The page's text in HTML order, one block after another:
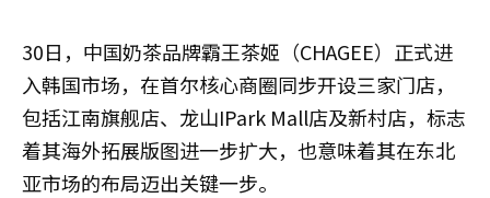
30日，中国奶茶品牌霸王茶姬（CHAGEE）正式进
入韩国市场，在首尔核心商圈同步开设三家门店，
包括江南旗舰店、龙山IPark Mall店及新村店，标志
着其海外拓展版图进一步扩大，也意味着其在东北
亚市场的布局迈出关键一步。